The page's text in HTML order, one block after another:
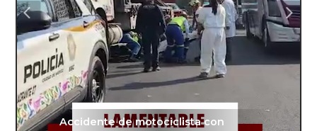
Accidente de motociclista con